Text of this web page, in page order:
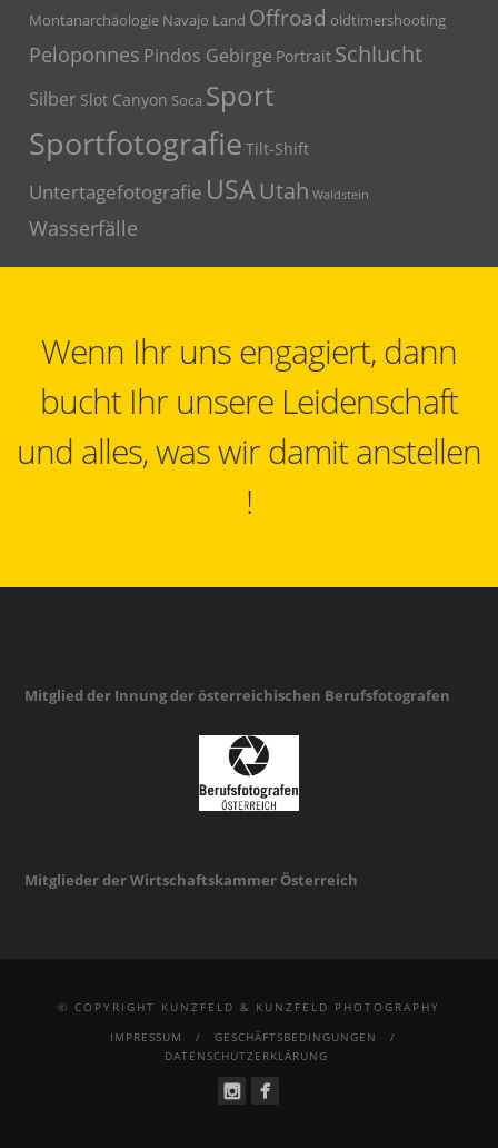
Montanarchäologie Navajo Land Offroad oldtimershooting
Peloponnes Pindos Gebirge Portrait Schlucht
Silber Slot Canyon Soca Sport
Sportfotografie Tilt-Shift
Untertagefotografie USAUtah Waldstein
Wasserfälle
Wenn Ihr uns engagiert, dann
bucht Ihr unsere Leidenschaft
und alles, was wir damit anstellen
!
Mitglied der Innung der österreichischen Berufsfotografen
Mitglieder der Wirtschaftskammer Österreich
© COPYRIGHT KUNZFELD & KUNZFELD PHOTOGRAPHY
IMPRESSUM
GESCHÄFTSBEDINGUNGEN
DATENSCHUTZERKLÄRUNG